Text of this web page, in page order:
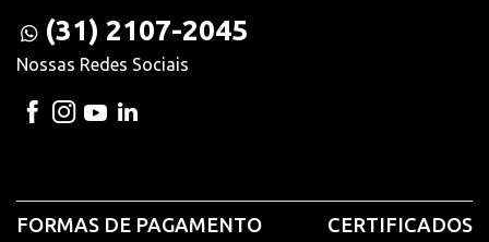
(31) 2107-2045
Nossas Redes Sociais
FORMAS DE PAGAMENTO CERTIFICADOS